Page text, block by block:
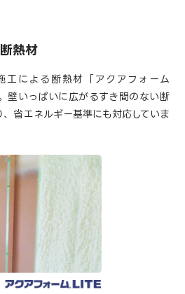
熱材
工による断熱材「アクアフォーム
壁いっぱいに広がるすき間のない断
省エネルギー基準にも対応していま